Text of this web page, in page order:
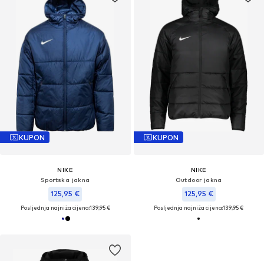
KUPON
NIKE
Sportska jakna
125,95 €
Posljednja najniža cijena:139,95 €
KUPON
NIKE
Outdoor jakna
125,95 €
Posljednja najniža cijena:139,95 €